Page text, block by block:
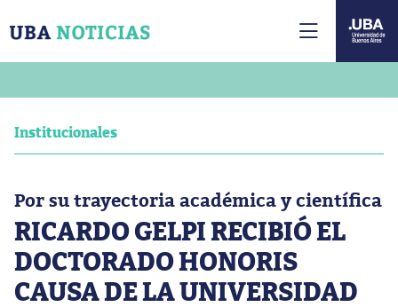
Institucionales
Por su trayectoria académica y científica
RICARDO GELPI RECIBIÓ EL
DOCTORADO HONORIS
CAUSA DE LA UNIVERSIDAD